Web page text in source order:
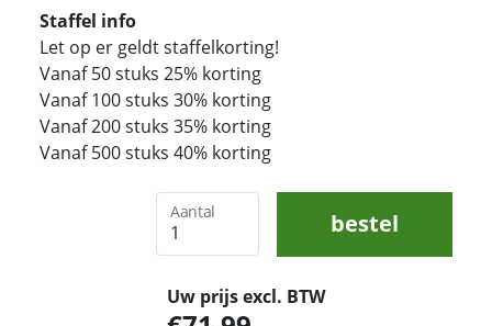
Staffel info
Let op er geldt staffelkorting!
Vanaf 50 stuks 25% korting
Vanaf 100 stuks 30% korting
Vanaf 200 stuks 35% korting
Vanaf 500 stuks 40% korting
Aantal bestel
Uw prijs excl. BTW